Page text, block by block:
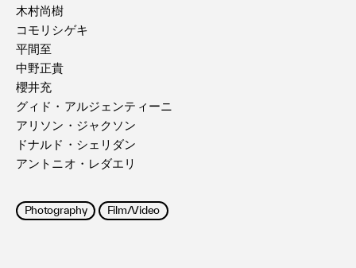
木村尚樹
コモリシゲキ
平間至
中野正貴
櫻井充
グィド・アルジェンティーニ
アリソン・ジャクソン
ドナルド・シェリダン
アントニオ・レダエリ
Photography Film/Video